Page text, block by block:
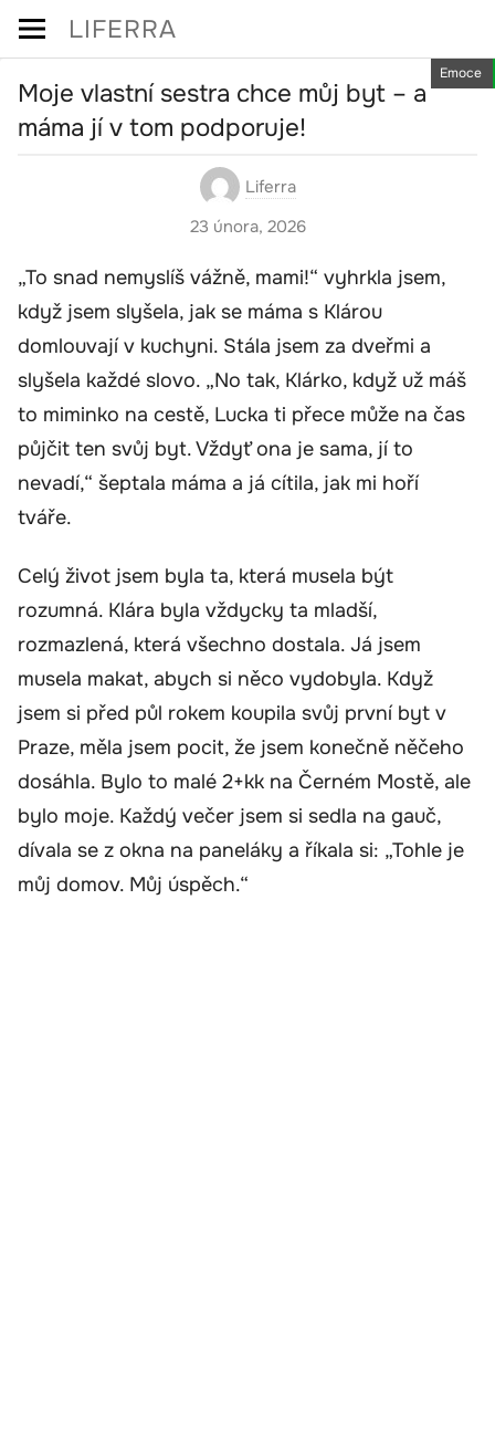
Skip
LIFERRA
Emoce
Moje vlastní sestra chce můj byt – a
máma jí v tom podporuje!
Liferra
23 února, 2026
„To snad nemyslíš vážně, mami!“ vyhrkla jsem,
když jsem slyšela, jak se máma s Klárou
domlouvají v kuchyni. Stála jsem za dveřmi a
slyšela každé slovo. „No tak, Klárko, když už máš
to miminko na cestě, Lucka ti přece může na čas
půjčit ten svůj byt. Vždyť ona je sama, jí to
nevadí,“ šeptala máma a já cítila, jak mi hoří
tváře.
Celý život jsem byla ta, která musela být
rozumná. Klára byla vždycky ta mladší,
rozmazlená, která všechno dostala. Já jsem
musela makat, abych si něco vydobyla. Když
jsem si před půl rokem koupila svůj první byt v
Praze, měla jsem pocit, že jsem konečně něčeho
dosáhla. Bylo to malé 2+kk na Černém Mostě, ale
bylo moje. Každý večer jsem si sedla na gauč,
dívala se z okna na paneláky a říkala si: „Tohle je
můj domov. Můj úspěch.“